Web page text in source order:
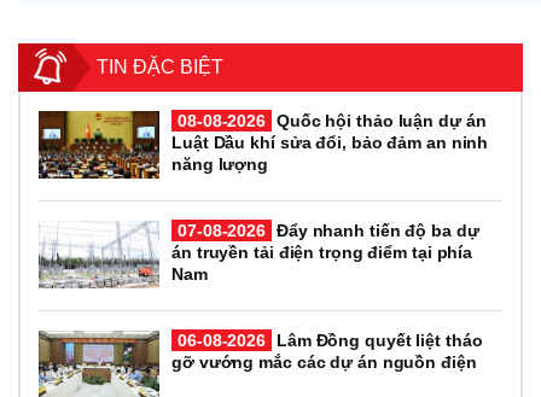
TIN ĐẶC BIỆT
08-08-2026 Quốc hội thảo luận dự án
Luật Dầu khí sửa đổi, bảo đảm an ninh
năng lượng
07-08-2026 Đẩy nhanh tiến độ ba dự
án truyền tải điện trọng điểm tại phía
Nam
06-08-2026
Lâm Đồng quyết liệt tháo
gỡ vướng mắc các dự án nguồn điện